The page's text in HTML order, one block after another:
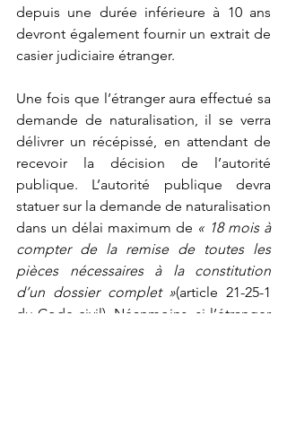
depuis une durée inférieure à 10 ans
devront également fournir un extrait de
casier judiciaire étranger.
Une fois que l’étranger aura effectué sa
demande de naturalisation, il se verra
délivrer un récépissé, en attendant de
recevoir la décision de l’autorité
publique. L’autorité publique devra
statuer sur la demande de naturalisation
dans un délai maximum de « 18 mois à
compter de la remise de toutes les
pièces nécessaires à la constitution
d’un dossier complet »(article 21-25-1
du Code civil). Néanmoins, si l’étranger